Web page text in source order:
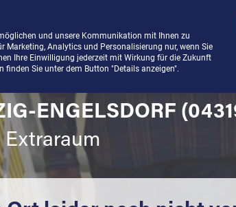
ENGELSDORF
und unsere Kommunikation mit Ihnen zu
Marketing, Analytics und Personalisierung nur, wenn Sie
Ihre Einwilligung jederzeit mit Wirkung für die Zukunft
Sie unter dem Button "Details anzeigen".